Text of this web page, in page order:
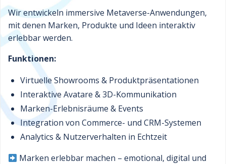
Wir entwickeln immersive Metaverse-Anwendungen,
mit denen Marken, Produkte und Ideen interaktiv
erlebbar werden.
Funktionen:
Virtuelle Showrooms & Produktpräsentationen
Interaktive Avatare & 3D-Kommunikation
Marken-Erlebnisräume & Events
Integration von Commerce- und CRM-Systemen
Analytics & Nutzerverhalten in Echtzeit
Marken erlebbar machen – emotional, digital und